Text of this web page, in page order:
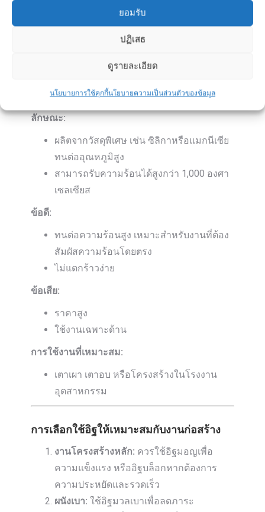
ยอมรับ
ปฏิเสธ
ดูรายละเอียด
นโยบายการใช้คุกกี้นโยบายความเป็นส่วนตัวของข้อมูล
การใช้งานที่เหมาะสม:
งานตกแต่งผนัง พื้น หรือส่วนประกอบอื่นที่
6. อิฐทนไฟ
ลักษณะ:
ผลิตจากวัสดุพิเศษ เช่น ซิลิกาหรือแมกนีเซีย
ทนต่ออุณหภูมิสูง
สามารถรับความร้อนได้สูงกว่า 1,000 องศา
เซลเซียส
ข้อดี:
ทนต่อความร้อนสูง เหมาะสำหรับงานที่ต้อง
สัมผัสความร้อนโดยตรง
ไม่แตกร้าวง่าย
ข้อเสีย:
ราคาสูง
ใช้งานเฉพาะด้าน
การใช้งานที่เหมาะสม:
เตาเผา เตาอบ หรือโครงสร้างในโรงงาน
อุตสาหกรรม
การเลือกใช้อิฐให้เหมาะสมกับงานก่อสร้าง
งานโครงสร้างหลัก: ควรใช้อิฐมอญเพื่อ
ความแข็งแรง หรืออิฐบล็อกหากต้องการ
ความประหยัดและรวดเร็ว
ผนังเบา: ใช้อิฐมวลเบาเพื่อลดภาระ